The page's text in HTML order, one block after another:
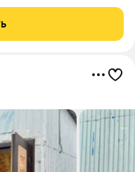
потолков: до 5,4 м
через